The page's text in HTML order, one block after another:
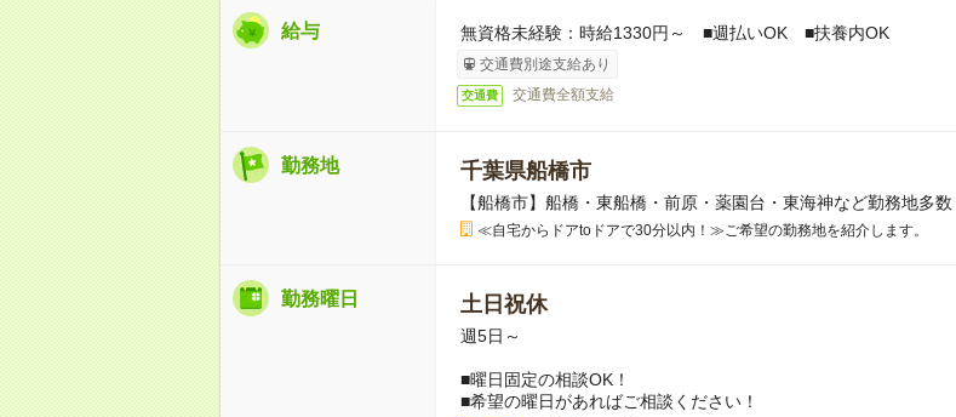
給与 無資格未経験：時給1330円～ ■週払いOK ■扶養内OK
交通費別途支給あり
交通費 交通費全額支給
勤務地 千葉県船橋市
【船橋市】船橋・東船橋・前原・薬園台・東海神など勤務地多数
≪自宅からドアtoドアで30分以内！≫ご希望の勤務地を紹介します。
勤務曜日 土日祝休
週5日～
■曜日固定の相談OK！
■希望の曜日があればご相談ください！